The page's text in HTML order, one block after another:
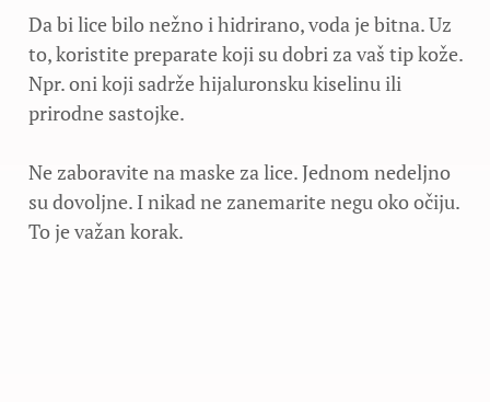
Da bi lice bilo nežno i hidrirano, voda je bitna. Uz
to, koristite preparate koji su dobri za vaš tip kože.
Npr. oni koji sadrže hijaluronsku kiselinu ili
prirodne sastojke.
Ne zaboravite na maske za lice. Jednom nedeljno
su dovoljne. I nikad ne zanemarite negu oko očiju.
To je važan korak.